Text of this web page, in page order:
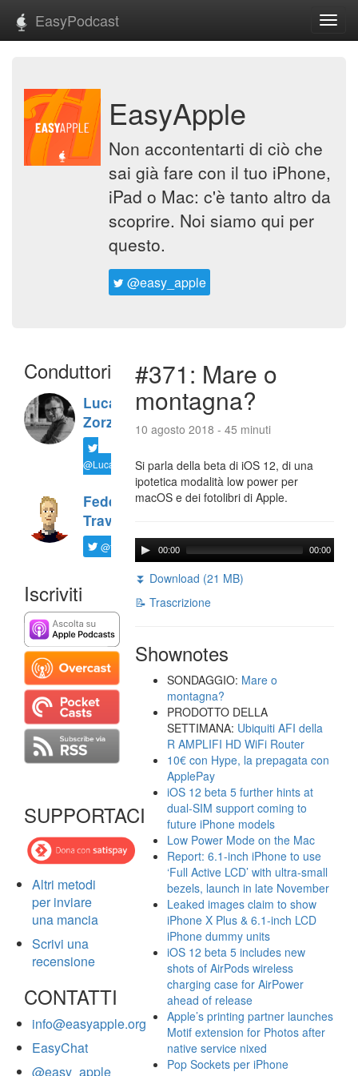
EasyPodcast
EasyApple
Non accontentarti di ciò che
sai già fare con il tuo iPhone,
iPad o Mac: c'è tanto altro da
scoprire. Noi siamo qui per
questo.
@easy_apple
Conduttori
Luca
Zorzi
@LucaTNT
Federico
Travaini
@ftrava
Iscriviti
SUPPORTACI
Altri metodi
per inviare
una mancia
Scrivi una
recensione
CONTATTI
info@easyapple.org
EasyChat
@easy_apple
#371: Mare o
montagna?
10 agosto 2018 - 45 minuti
Si parla della beta di iOS 12, di una
ipotetica modalità low power per
macOS e dei fotolibri di Apple.
00:00 00:00
⏬ Download (21 MB)
📝 Trascrizione
Shownotes
SONDAGGIO: Mare o
montagna?
PRODOTTO DELLA
SETTIMANA: Ubiquiti AFI della
R AMPLIFI HD WiFi Router
10€ con Hype, la prepagata con
ApplePay
iOS 12 beta 5 further hints at
dual-SIM support coming to
future iPhone models
Low Power Mode on the Mac
Report: 6.1-inch iPhone to use
‘Full Active LCD’ with ultra-small
bezels, launch in late November
Leaked images claim to show
iPhone X Plus & 6.1-inch LCD
iPhone dummy units
iOS 12 beta 5 includes new
shots of AirPods wireless
charging case for AirPower
ahead of release
Apple’s printing partner launches
Motif extension for Photos after
native service nixed
Pop Sockets per iPhone